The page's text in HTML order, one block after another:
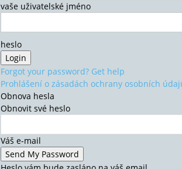
vaše uživatelské jméno
heslo
Forgot your password? Get help
Prohlášení o zásadách ochrany osobních
Obnova hesla
Obnovit své heslo
Váš e-mail